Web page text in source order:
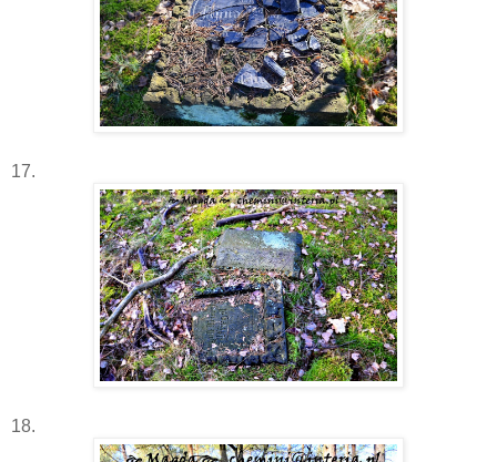
17.
18.